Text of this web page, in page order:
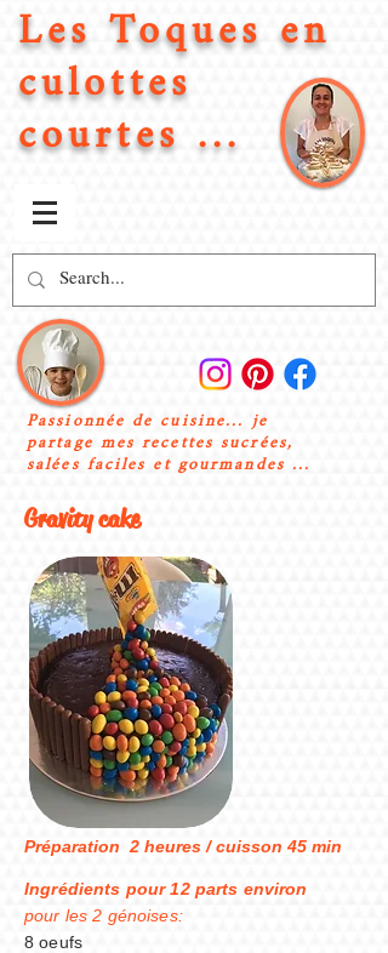
Les Toques en
culottes
courtes ...
Passionnée de cuisine... je
partage mes recettes sucrées,
salées faciles et gourmandes ...
Gravity cake
Préparation 2 heures / cuisson 45 min
Ingrédients pour 12 parts environ
pour les 2 génoises:
8 oeufs